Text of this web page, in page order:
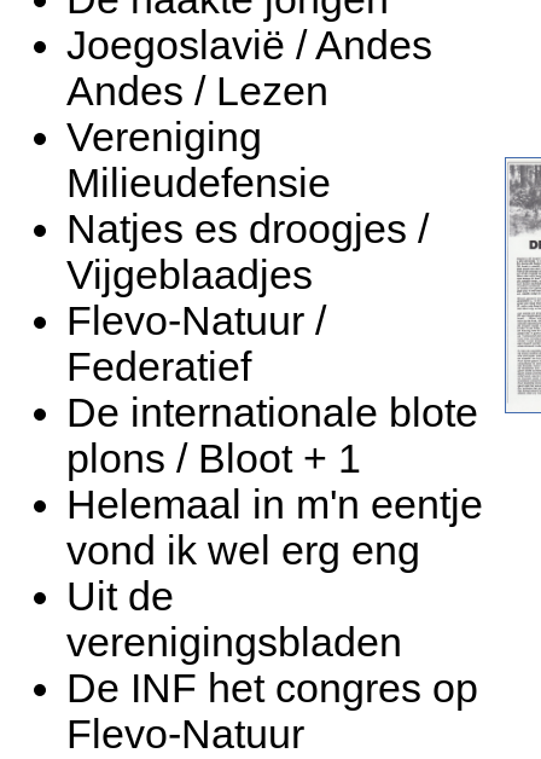
Joegoslavië / Andes
Andes / Lezen
Vereniging
Milieudefensie
Natjes es droogjes /
Vijgeblaadjes
Flevo-Natuur /
Federatief
De internationale blote
plons / Bloot + 1
Helemaal in m'n eentje
vond ik wel erg eng
Uit de
verenigingsbladen
De INF het congres op
Flevo-Natuur